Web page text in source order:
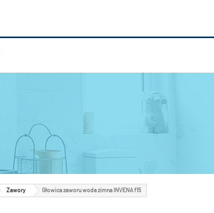
Zawory Głowica zaworu woda zimna INVENA f15